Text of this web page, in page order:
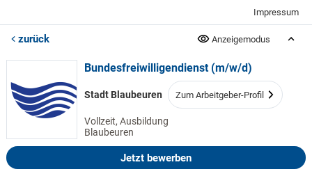
Impressum
zurück Anzeigemodus
Bundesfreiwilligendienst (m/w/d)
Stadt Blaubeuren Zum Arbeitgeber-Profil
Vollzeit, Ausbildung
Blaubeuren
Jetzt bewerben